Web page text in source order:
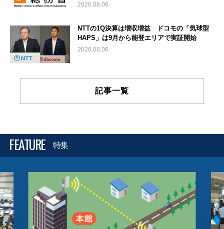
2026.08.06
NTTの1Q決算は増収増益 ドコモの「気球型
HAPS」は9月から能登エリアで実証開始
2026.08.06
記事一覧
FEATURE 特集